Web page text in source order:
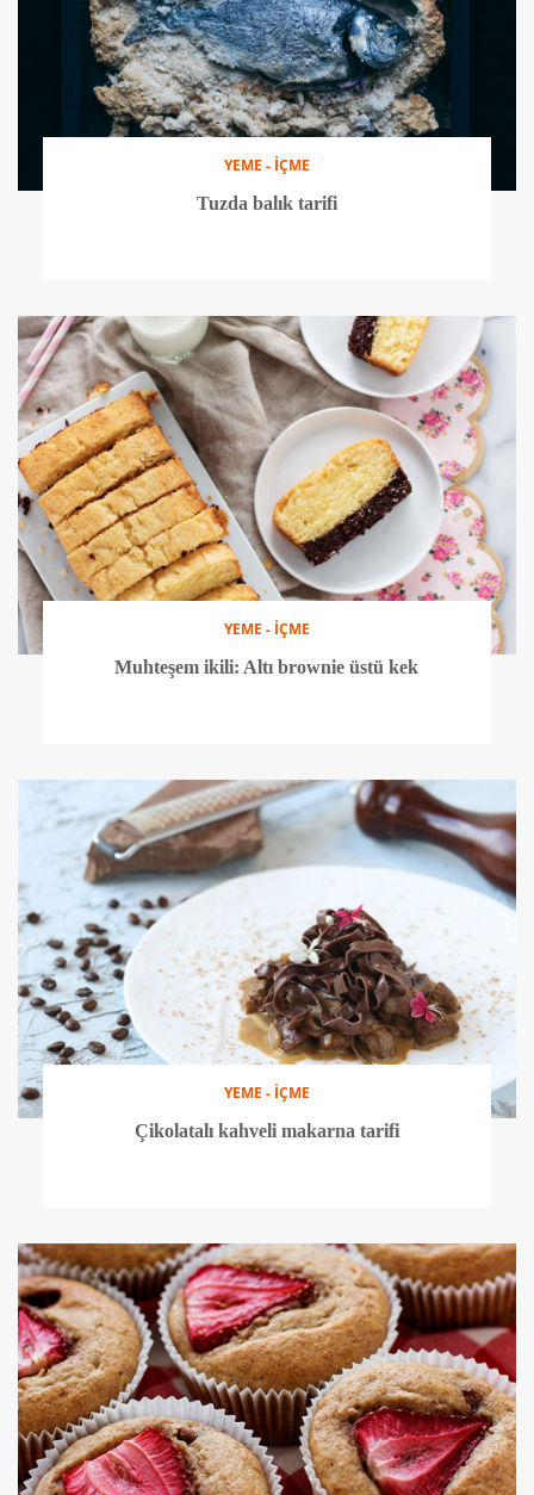
YEME - İÇME
Tuzda balık tarifi
YEME - İÇME
Muhteşem ikili: Altı brownie üstü kek
YEME - İÇME
Çikolatalı kahveli makarna tarifi